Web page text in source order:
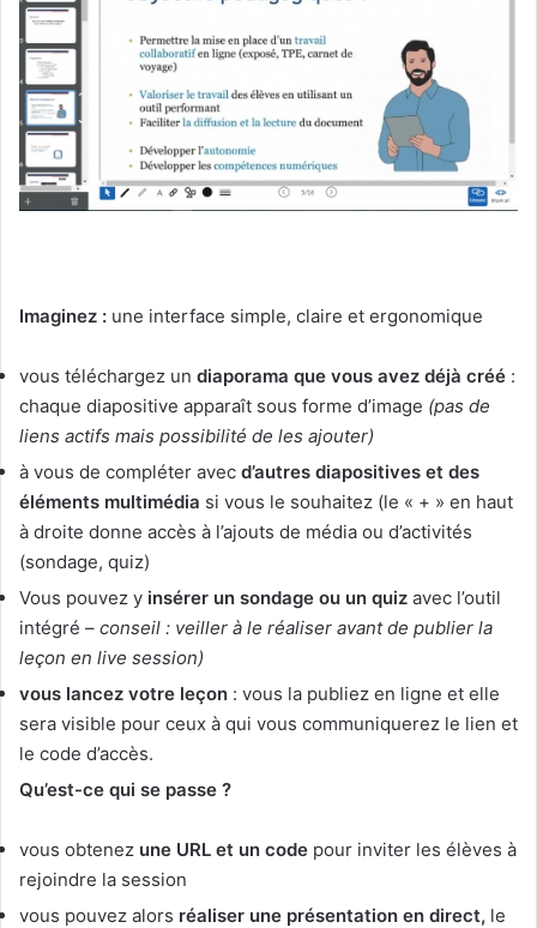
Imaginez : une interface simple, claire et ergonomique
vous téléchargez un diaporama que vous avez déjà créé :
chaque diapositive apparaît sous forme d’image (pas de
liens actifs mais possibilité de les ajouter)
à vous de compléter avec d’autres diapositives et des
éléments multimédia si vous le souhaitez (le « + » en haut
à droite donne accès à l’ajouts de média ou d’activités
(sondage, quiz)
Vous pouvez y insérer un sondage ou un quiz avec l’outil
intégré – conseil : veiller à le réaliser avant de publier la
leçon en live session)
vous lancez votre leçon : vous la publiez en ligne et elle
sera visible pour ceux à qui vous communiquerez le lien et
le code d’accès.
Qu’est-ce qui se passe ?
vous obtenez une URL et un code pour inviter les élèves à
rejoindre la session
vous pouvez alors réaliser une présentation en direct, le